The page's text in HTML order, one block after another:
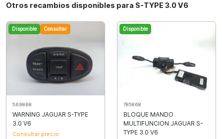
Otros recambios disponibles para S-TYPE 3.0 V6
Disponible Consultar
569868
WARNING JAGUAR S-TYPE
3.0 V6
Consultar precio
Disponible
785868
BLOQUE MANDO
MULTIFUNCION JAGUAR S-
TYPE 3.0 V6